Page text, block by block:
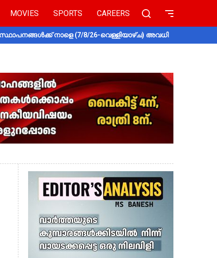
MOVIES SPORTS CAREERS
നാളെ (7/8/26-വെള്ളിയാഴ്ച) അവധി